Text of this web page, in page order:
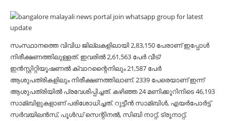
സംസ്ഥാനത്തെ വിവിധ ജില്ലകളിലായി 2,83,150 പേരാണ് ഇപ്പോള്‍
നിരീക്ഷണത്തിലുള്ളത്. ഇവരില്‍ 2,61,563 പേര്‍ വീട്/
ഇന്‍സ്റ്റിറ്റിയൂഷണല്‍ ക്വാറന്റൈനിലും 21,587 പേര്‍
ആശുപത്രികളിലും നിരീക്ഷണത്തിലാണ്. 2339 പേരെയാണ് ഇന്ന്
ആശുപത്രിയില്‍ പ്രവേശിപ്പിച്ചത്. കഴിഞ്ഞ 24 മണിക്കൂറിനിടെ 46,193
സാമ്ബിളുകളാണ് പരിശോധിച്ചത്. റുട്ടീന്‍ സാമ്ബിള്‍, എയര്‍പോര്‍ട്ട്
സര്‍വയിലന്‍സ്, പൂള്‍ഡ് സെന്റിനല്‍, സിബി നാറ്റ്, ട്രൂനാറ്റ്,